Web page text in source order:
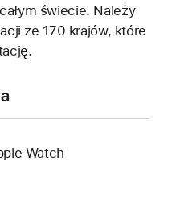
świecie. Należy
ze 170 krajów, które
Watch